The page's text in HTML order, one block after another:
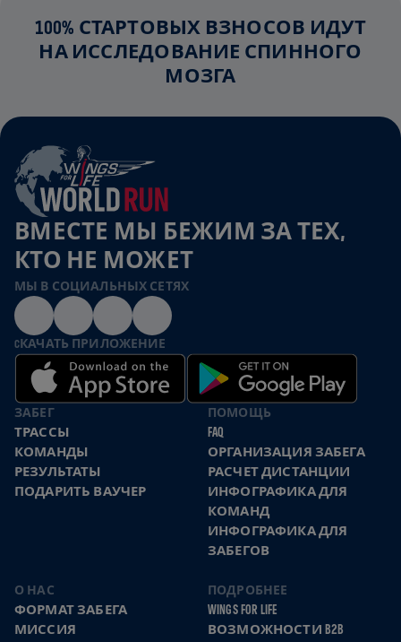
100% СТАРТОВЫХ ВЗНОСОВ ИДУТ
НА ИССЛЕДОВАНИЕ СПИННОГО
МОЗГА
ВМЕСТЕ МЫ БЕЖИМ ЗА ТЕХ,
КТО НЕ МОЖЕТ
МЫ В СОЦИАЛЬНЫХ СЕТЯХ
CКАЧАТЬ ПРИЛОЖЕНИЕ
ЗАБЕГ
ТРАССЫ
КОМАНДЫ
РЕЗУЛЬТАТЫ
ПОДАРИТЬ ВАУЧЕР
ПОМОЩЬ
FAQ
ОРГАНИЗАЦИЯ ЗАБЕГА
РАСЧЕТ ДИСТАНЦИИ
ИНФОГРАФИКА ДЛЯ
КОМАНД
ИНФОГРАФИКА ДЛЯ
ЗАБЕГОВ
О НАС
ФОРМАТ ЗАБЕГА
МИССИЯ
ПОДРОБНЕЕ
WINGS FOR LIFE
ВОЗМОЖНОСТИ B2B